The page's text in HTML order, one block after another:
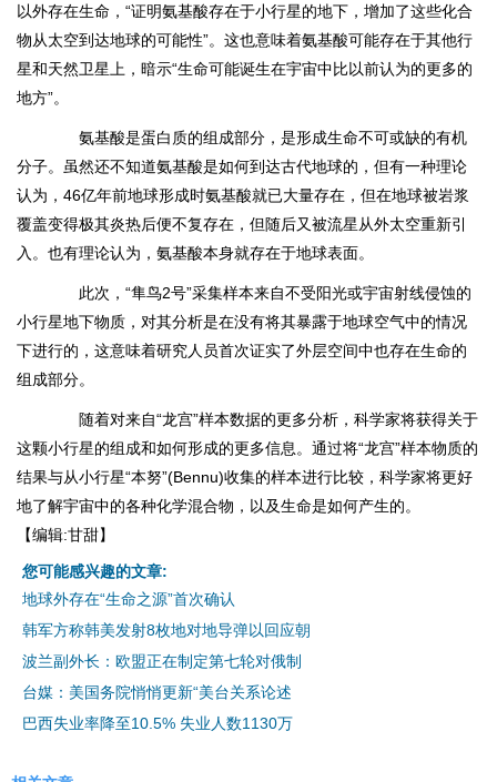
以外存在生命，“证明氨基酸存在于小行星的地下，增加了这些化合
物从太空到达地球的可能性”。这也意味着氨基酸可能存在于其他行
星和天然卫星上，暗示“生命可能诞生在宇宙中比以前认为的更多的
地方”。
氨基酸是蛋白质的组成部分，是形成生命不可或缺的有机
分子。虽然还不知道氨基酸是如何到达古代地球的，但有一种理论
认为，46亿年前地球形成时氨基酸就已大量存在，但在地球被岩浆
覆盖变得极其炎热后便不复存在，但随后又被流星从外太空重新引
入。也有理论认为，氨基酸本身就存在于地球表面。
此次，“隼鸟2号”采集样本来自不受阳光或宇宙射线侵蚀的
小行星地下物质，对其分析是在没有将其暴露于地球空气中的情况
下进行的，这意味着研究人员首次证实了外层空间中也存在生命的
组成部分。
随着对来自“龙宫”样本数据的更多分析，科学家将获得关于
这颗小行星的组成和如何形成的更多信息。通过将“龙宫”样本物质的
结果与从小行星“本努”(Bennu)收集的样本进行比较，科学家将更好
地了解宇宙中的各种化学混合物，以及生命是如何产生的。
【编辑:甘甜】
您可能感兴趣的文章:
地球外存在“生命之源”首次确认
韩军方称韩美发射8枚地对地导弹以回应朝
波兰副外长：欧盟正在制定第七轮对俄制
台媒：美国务院悄悄更新“美台关系论述
巴西失业率降至10.5% 失业人数1130万